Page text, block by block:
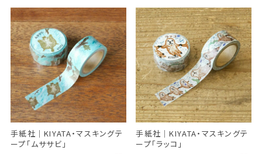
手紙社｜KIYATA・マスキングテ
ープ「ムササビ」
手紙社｜KIYATA・マスキングテ
ープ「ラッコ」